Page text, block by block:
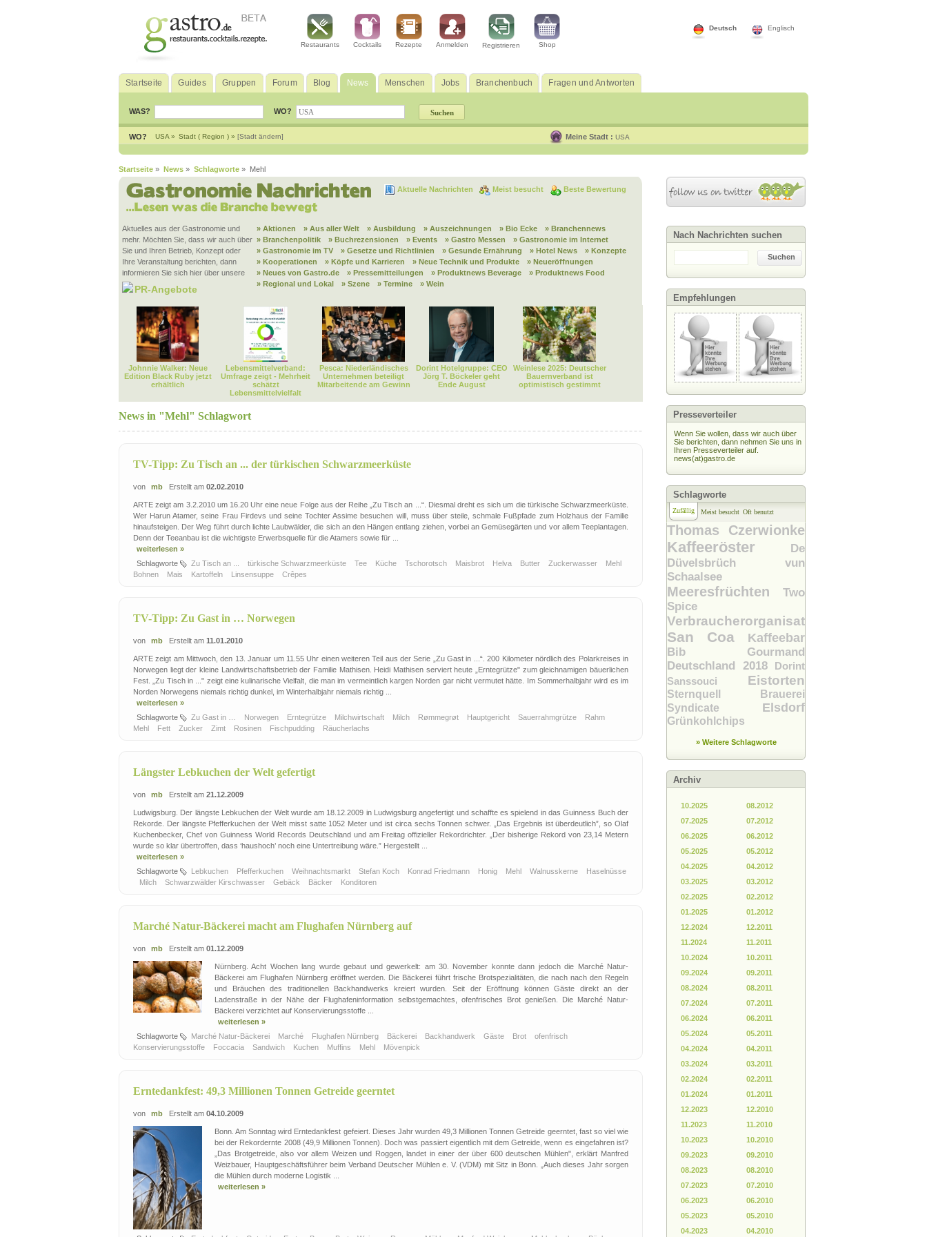
Englisch
Deutsch
Restaurants Cocktails Rezepte Anmelden Registrieren Shop
Startseite Guides Gruppen Forum Blog News Menschen Jobs Branchenbuch Fragen und Antworten
WAS? WO?
WO? USA » Stadt ( Region ) » [Stadt ändern] Meine Stadt : USA
Startseite » News » Schlagworte » Mehl
Aktuelle Nachrichten Meist besucht Beste Bewertung
Aktuelles aus der Gastronomie und
mehr. Möchten Sie, dass wir auch über
Sie und Ihren Betrieb, Konzept oder
Ihre Veranstaltung berichten, dann
informieren Sie sich hier über unsere
PR-Angebote
» Aktionen » Aus aller Welt » Ausbildung » Auszeichnungen » Bio Ecke
» Branchennews
» Branchenpolitik
» Buchrezensionen » Events » Gastro Messen
» Gastronomie im Internet
» Gastronomie im TV
» Gesetze und Richtlinien » Gesunde Ernährung » Hotel News
» Konzepte
» Kooperationen
» Köpfe und Karrieren » Neue Technik und Produkte
» Neueröffnungen
» Neues von Gastro.de
» Pressemitteilungen » Produktnews Beverage
» Produktnews Food
» Regional und Lokal
» Szene » Termine » Wein
Johnnie Walker: Neue
Edition Black Ruby jetzt
erhältlich
Lebensmittelverband:
Umfrage zeigt - Mehrheit
schätzt
Lebensmittelvielfalt
Pesca: Niederländisches
Unternehmen beteiligt
Mitarbeitende am Gewinn
Dorint Hotelgruppe: CEO
Jörg T. Böckeler geht
Ende August
Weinlese 2025: Deutscher
Bauernverband ist
optimistisch gestimmt
News in "Mehl" Schlagwort
TV-Tipp: Zu Tisch an ... der türkischen Schwarzmeerküste
von mb Erstellt am 02.02.2010
ARTE zeigt am 3.2.2010 um 16.20 Uhr eine neue Folge aus der Reihe „Zu Tisch an ...“. Diesmal dreht es sich um die türkische Schwarzmeerküste.
Wer Harun Atamer, seine Frau Firdevs und seine Tochter Assime besuchen will, muss über steile, schmale Fußpfade zum Holzhaus der Familie
hinaufsteigen. Der Weg führt durch lichte Laubwälder, die sich an den Hängen entlang ziehen, vorbei an Gemüsegärten und vor allem Teeplantagen.
Denn der Teeanbau ist die wichtigste Erwerbsquelle für die Atamers sowie für ...
weiterlesen »
Schlagworte
Zu Tisch an ... türkische Schwarzmeerküste Tee Küche Tschorotsch Maisbrot Helva Butter Zuckerwasser
Mehl
Bohnen
Mais Kartoffeln Linsensuppe Crêpes
TV-Tipp: Zu Gast in … Norwegen
von mb Erstellt am 11.01.2010
ARTE zeigt am Mittwoch, den 13. Januar um 11.55 Uhr einen weiteren Teil aus der Serie „Zu Gast in ...“. 200 Kilometer nördlich des Polarkreises in
Norwegen liegt der kleine Landwirtschaftsbetrieb der Familie Mathisen. Heidi Mathisen serviert heute „Erntegrütze" zum gleichnamigen bäuerlichen
Fest. „Zu Tisch in ..." zeigt eine kulinarische Vielfalt, die man im vermeintlich kargen Norden gar nicht vermutet hätte. Im Sommerhalbjahr wird es im
Norden Norwegens niemals richtig dunkel, im Winterhalbjahr niemals richtig ...
weiterlesen »
Schlagworte
Zu Gast in … Norwegen Erntegrütze Milchwirtschaft Milch Rømmegrøt Hauptgericht Sauerrahmgrütze
Rahm
Mehl
Fett Zucker Zimt Rosinen Fischpudding Räucherlachs
Längster Lebkuchen der Welt gefertigt
von mb Erstellt am 21.12.2009
Ludwigsburg. Der längste Lebkuchen der Welt wurde am 18.12.2009 in Ludwigsburg angefertigt und schaffte es spielend in das Guinness Buch der
Rekorde. Der längste Pfefferkuchen der Welt misst satte 1052 Meter und ist circa sechs Tonnen schwer. „Das Ergebnis ist überdeutlich”, so Olaf
Kuchenbecker, Chef von Guinness World Records Deutschland und am Freitag offizieller Rekordrichter. „Der bisherige Rekord von 23,14 Metern
wurde so klar übertroffen, dass ‘haushoch’ noch eine Untertreibung wäre.” Hergestellt ...
weiterlesen »
Schlagworte
Lebkuchen Pfefferkuchen Weihnachtsmarkt Stefan Koch Konrad Friedmann Honig Mehl Walnusskerne
Haselnüsse
Milch
Schwarzwälder Kirschwasser Gebäck Bäcker Konditoren
Marché Natur-Bäckerei macht am Flughafen Nürnberg auf
von mb Erstellt am 01.12.2009
Nürnberg. Acht Wochen lang wurde gebaut und gewerkelt: am 30. November konnte dann jedoch die Marché Natur-
Bäckerei am Flughafen Nürnberg eröffnet werden. Die Bäckerei führt frische Brotspezialitäten, die nach nach den Regeln
und Bräuchen des traditionellen Backhandwerks kreiert wurden. Seit der Eröffnung können Gäste direkt an der
Ladenstraße in der Nähe der Flughafeninformation selbstgemachtes, ofenfrisches Brot genießen. Die Marché Natur-
Bäckerei verzichtet auf Konservierungsstoffe ...
weiterlesen »
Schlagworte
Marché Natur-Bäckerei Marché Flughafen Nürnberg Bäckerei Backhandwerk Gäste Brot
ofenfrisch
Konservierungsstoffe
Foccacia Sandwich Kuchen Muffins Mehl Mövenpick
Erntedankfest: 49,3 Millionen Tonnen Getreide geerntet
von mb Erstellt am 04.10.2009
Bonn. Am Sonntag wird Erntedankfest gefeiert. Dieses Jahr wurden 49,3 Millionen Tonnen Getreide geerntet, fast so viel wie
bei der Rekordernte 2008 (49,9 Millionen Tonnen). Doch was passiert eigentlich mit dem Getreide, wenn es eingefahren ist?
„Das Brotgetreide, also vor allem Weizen und Roggen, landet in einer der über 600 deutschen Mühlen", erklärt Manfred
Weizbauer, Hauptgeschäftsführer beim Verband Deutscher Mühlen e. V. (VDM) mit Sitz in Bonn. „Auch dieses Jahr sorgen
die Mühlen durch moderne Logistik ...
weiterlesen »
Nach Nachrichten suchen
Suchen
Empfehlungen
Presseverteiler
Wenn Sie wollen, dass wir auch über
Sie berichten, dann nehmen Sie uns in
Ihren Presseverteiler auf.
news(at)gastro.de
Schlagworte
Zufällig Meist besucht Oft benutzt
Thomas Czerwionke
Kaffeeröster
De
Düvelsbrüch vun
Schaalsee
Meeresfrüchten Two
Spice
Verbraucherorganisation
San Coa Kaffeebar
Bib Gourmand
Deutschland 2018
Dorint
Sanssouci Eistorten
Sternquell Brauerei
Syndicate Elsdorf
Grünkohlchips
» Weitere Schlagworte
Archiv
10.2025
07.2025
06.2025
05.2025
04.2025
03.2025
02.2025
01.2025
12.2024
11.2024
10.2024
09.2024
08.2024
07.2024
06.2024
05.2024
04.2024
03.2024
02.2024
01.2024
12.2023
11.2023
10.2023
09.2023
08.2023
07.2023
06.2023
05.2023
04.2023
08.2012
07.2012
06.2012
05.2012
04.2012
03.2012
02.2012
01.2012
12.2011
11.2011
10.2011
09.2011
08.2011
07.2011
06.2011
05.2011
04.2011
03.2011
02.2011
01.2011
12.2010
11.2010
10.2010
09.2010
08.2010
07.2010
06.2010
05.2010
04.2010